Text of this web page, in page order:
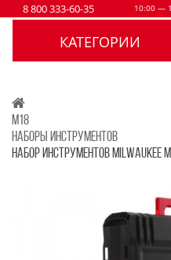
8 800 333-60-35
10:00 —
КАТЕГОРИИ
M18
НАБОРЫ ИНСТРУМЕНТОВ
НАБОР ИНСТРУМЕНТОВ MILWAUKEE